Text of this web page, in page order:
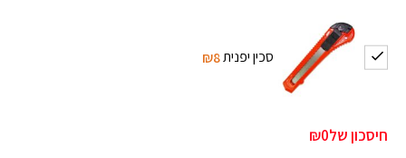
סכין יפנית₪8
חיסכון של₪0